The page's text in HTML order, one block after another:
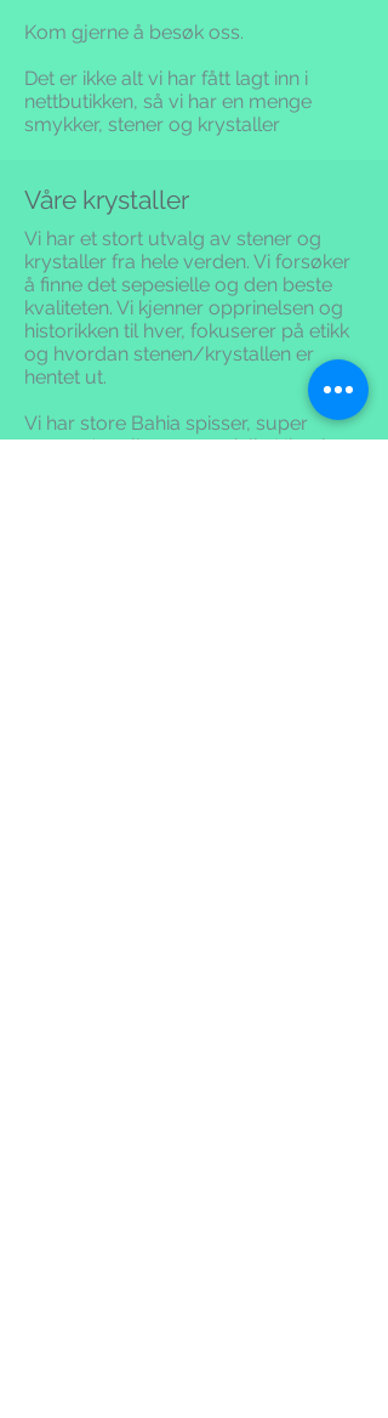
Kom gjerne å besøk oss.
Det er ikke alt vi har fått lagt inn i
nettbutikken, så vi har en menge
smykker, stener og krystaller
Våre krystaller
Vi har et stort utvalg av stener og
krystaller fra hele verden. Vi forsøker
å finne det sepesielle og den beste
kvaliteten. Vi kjenner opprinelsen og
historikken til hver, fokuserer på etikk
og hvordan stenen/krystallen er
hentet ut.
Vi har store Bahia spisser, super
seven, Auralite 23, spesielle Himalaya